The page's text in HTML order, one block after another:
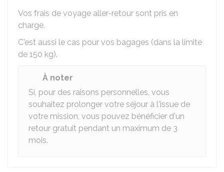
Vos frais de voyage aller-retour sont pris en
charge.
C'est aussi le cas pour vos bagages (dans la limite
de 150 kg).
À noter
Si, pour des raisons personnelles, vous
souhaitez prolonger votre séjour à l'issue de
votre mission, vous pouvez bénéficier d'un
retour gratuit pendant un maximum de 3
mois.